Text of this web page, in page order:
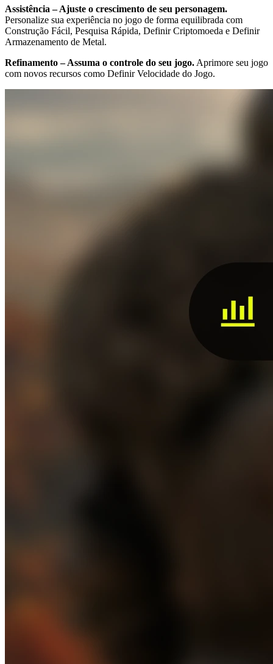
Assistência – Ajuste o crescimento de seu personagem.
Personalize sua experiência no jogo de forma equilibrada com
Construção Fácil, Pesquisa Rápida, Definir Criptomoeda e Definir
Armazenamento de Metal.
Refinamento – Assuma o controle do seu jogo. Aprimore seu jogo
com novos recursos como Definir Velocidade do Jogo.